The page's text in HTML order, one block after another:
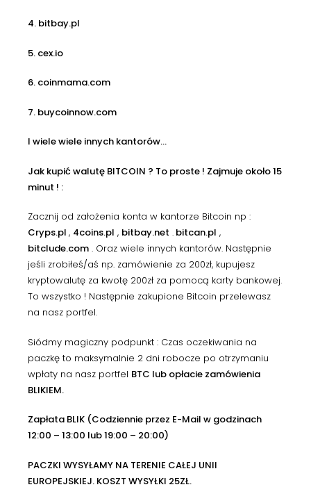
4. bitbay.pl
5. cex.io
6. coinmama.com
7. buycoinnow.com
I wiele wiele innych kantorów…
Jak kupić walutę BITCOIN ? To proste ! Zajmuje około 15
minut ! :
Zacznij od założenia konta w kantorze Bitcoin np :
Cryps.pl , 4coins.pl , bitbay.net . bitcan.pl ,
bitclude.com . Oraz wiele innych kantorów. Następnie
jeśli zrobiłeś/aś np. zamówienie za 200zł, kupujesz
kryptowalutę za kwotę 200zł za pomocą karty bankowej.
To wszystko ! Następnie zakupione Bitcoin przelewasz
na nasz portfel.
Siódmy magiczny podpunkt : Czas oczekiwania na
paczkę to maksymalnie 2 dni robocze po otrzymaniu
wpłaty na nasz portfel BTC lub opłacie zamówienia
BLIKIEM.
Zapłata BLIK (Codziennie przez E-Mail w godzinach
12:00 – 13:00 lub 19:00 – 20:00)
PACZKI WYSYŁAMY NA TERENIE CAŁEJ UNII
EUROPEJSKIEJ. KOSZT WYSYŁKI 25ZŁ.